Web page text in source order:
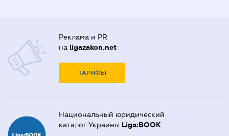
Реклама и PR
на ligazakon.net
ТАРИФЫ
Национальный юридический
каталог Украины Liga:BOOK